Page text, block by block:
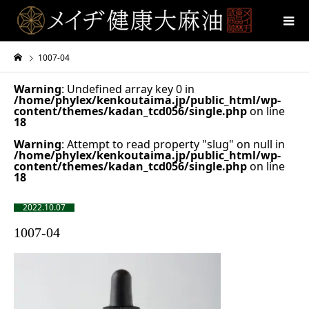
1007-04
Warning: Undefined array key 0 in
/home/phylex/kenkoutaima.jp/public_html/wp-
content/themes/kadan_tcd056/single.phpon line
18
Warning: Attempt to read property "slug" on null in
/home/phylex/kenkoutaima.jp/public_html/wp-
content/themes/kadan_tcd056/single.phpon line
18
2022.10.07
1007-04